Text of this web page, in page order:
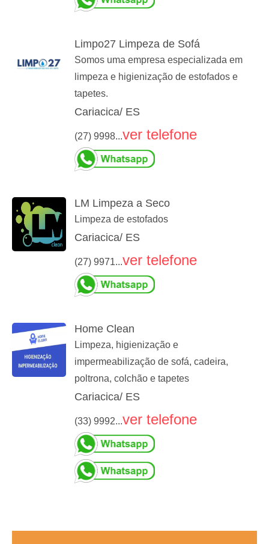
Limpo27 Limpeza de Sofá
Somos uma empresa especializada em
limpeza e higienização de estofados e
tapetes.
Cariacica/ ES
(27) 9998...ver telefone
LM Limpeza a Seco
Limpeza de estofados
Cariacica/ ES
(27) 9971...ver telefone
Home Clean
Limpeza, higienização e
impermeabilização de sofá, cadeira,
poltrona, colchão e tapetes
Cariacica/ ES
(33) 9992...ver telefone